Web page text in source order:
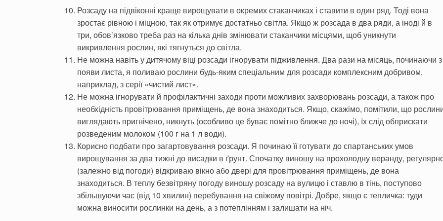
Розсаду на підвіконні краще вирощувати в окремих стаканчиках і ставити в один ряд. Тоді вона
зростає рівною і міцною, так як отримує достатньо світла. Якщо ж розсада в два ряди, а іноді й в
три, обов’язково треба раз на кілька днів змінювати стаканчики місцями, щоб уникнути
викривлення рослин, які тягнуться до світла.
Не можна навіть у дитячому віці розсади ігнорувати підживлення. Два рази на місяць, починаючи з
появи листа, я поливаю рослини будь-яким спеціальним для розсади комплексним добривом,
наприклад, з серії «чистий лист».
Не можна ігнорувати й профілактичні заходи проти можливих захворювань розсади, а також про
необхідність провітрювання приміщень, де вона знаходиться. Якщо, скажімо, помітили, що
виглядають пригнічено, никнуть (особливо це буває помітно ближче до ночі), їх слід обприскати
розведеним молоком (100 г на 1 л води).
Корисно подбати про загартовування розсади. Я починаю її готувати до спартанських умов
вирощування за два тижні до висадки в ґрунт. Спочатку виношу на прохолодну веранду,
(залежно від погоди) відкриваю вікно або двері для провітрювання приміщень, де вона
знаходиться. В теплу безвітряну погоду виношу розсаду на вулицю і ставлю в тінь, поступово
збільшуючи час (від 10 хвилин) перебування на свіжому повітрі. Добре, якщо є тепличка: туди
можна виносити рослинки на день, а з потеплінням і залишати на ніч.